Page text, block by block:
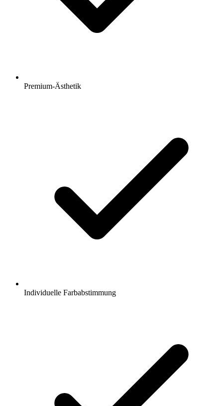
Premium-Ästhetik
Individuelle Farbabstimmung